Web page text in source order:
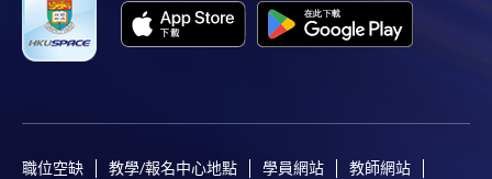
職位空缺 教學/報名中心地點 學員網站 教師網站